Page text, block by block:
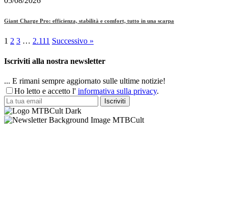
Giant Charge Pro: efficienza, stabilità e comfort, tutto in una scarpa
1 2 3 … 2.111 Successivo »
Iscriviti alla nostra newsletter
... E rimani sempre aggiornato sulle ultime notizie!
Ho letto e accetto l' informativa sulla privacy.